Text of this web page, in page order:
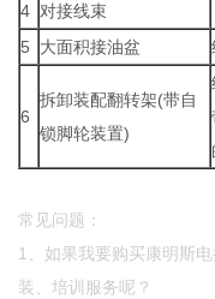
4 对接线束
5
大面积接油盆
6
拆卸装配翻转架(带自
锁脚轮装置)
常见问题：
1、如果我要购买康明斯
装、培训服务呢？